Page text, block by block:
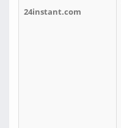
24instant.com